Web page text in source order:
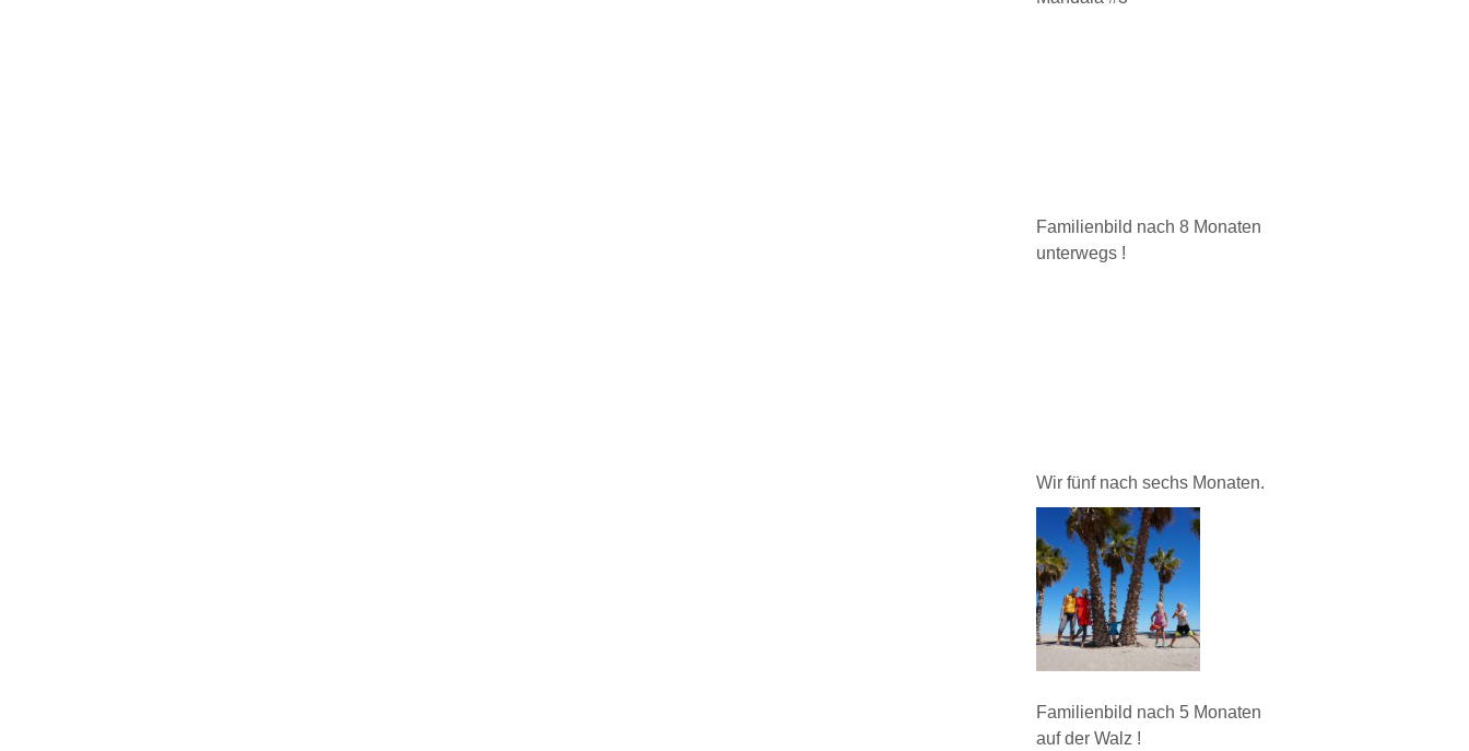
Familienbild nach 8 Monaten
unterwegs !
Wir fünf nach sechs Monaten.
Familienbild nach 5 Monaten
auf der Walz !